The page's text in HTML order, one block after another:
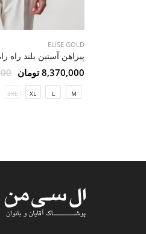
ELISE GOLD
پیراهن آستین بلند راه راه
8,370,000 تومان
M
L
XL
2XL